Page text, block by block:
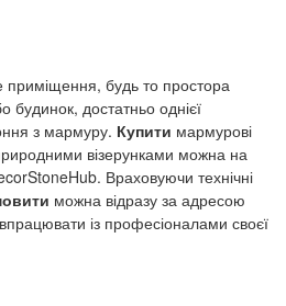
будь то простора
будинок, достатньо однієї
з мармуру. Купити мармурові
візерунками можна на
Враховуючи технічні
можна відразу за адресою
із професіоналами своєї